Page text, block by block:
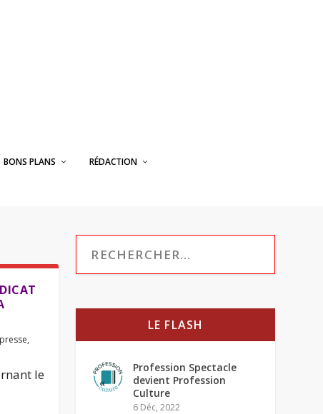
BONS PLANS RÉDACTION
,
le
LE FLASH
Profession Spectacle
devient Profession
Culture
6 Déc, 2022